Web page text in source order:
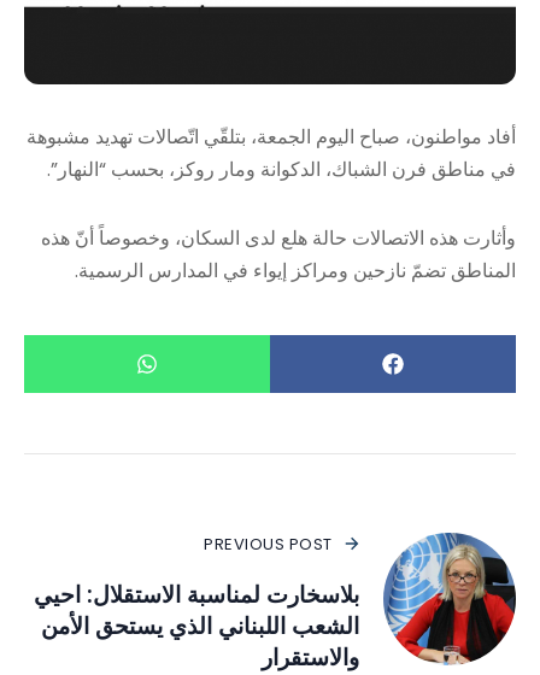
أفاد مواطنون، صباح اليوم الجمعة، بتلقّي اتّصالات تهديد مشبوهة
في مناطق فرن الشباك، الدكوانة ومار روكز، بحسب “النهار”.
وأثارت هذه الاتصالات حالة هلع لدى السكان، وخصوصاً أنّ هذه
المناطق تضمّ نازحين ومراكز إيواء في المدارس الرسمية.
PREVIOUS POST
بلاسخارت لمناسبة الاستقلال: احيي
الشعب اللبناني الذي يستحق الأمن
والاستقرار